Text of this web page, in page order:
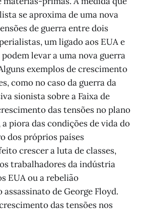
se aproxima de uma nova
de guerra entre dois
um ligado aos EUA e
levar a uma nova guerra
exemplos de crescimento
como no caso da guerra da
sionista sobre a Faixa de
das tensões no plano
piora das condições de vida do
dos próprios países
crescer a luta de classes,
trabalhadores da indústria
EUA ou a rebelião
assassinato de George Floyd.
das tensões nos